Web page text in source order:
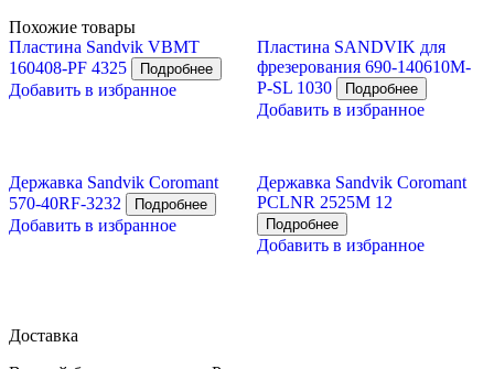
Похожие товары
Пластина Sandvik VBMT
160408-PF 4325
Добавить в избранное
Пластина SANDVIK для
фрезерования 690-140610M-
P-SL 1030
Добавить в избранное
Державка Sandvik Coromant
570-40RF-3232
Добавить в избранное
Державка Sandvik Coromant
PCLNR 2525M 12
Добавить в избранное
Доставка